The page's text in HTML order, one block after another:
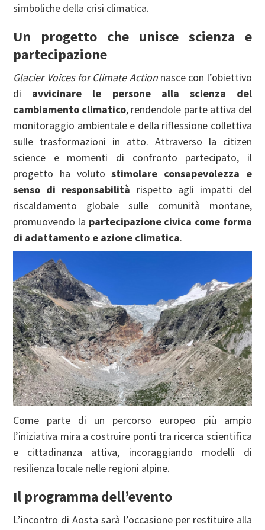
simboliche della crisi climatica.
Un progetto che unisce scienza e
partecipazione
Glacier Voices for Climate Actionnasce con l’obiettivo
di avvicinare le persone alla scienza del
cambiamento climatico, rendendole parte attiva del
monitoraggio ambientale e della riflessione collettiva
sulle trasformazioni in atto. Attraverso la citizen
science e momenti di confronto partecipato, il
progetto ha volutostimolare consapevolezza e
senso di responsabilità rispetto agli impatti del
riscaldamento globale sulle comunità montane,
promuovendo la partecipazione civica come forma
di adattamento e azione climatica.
Come parte di un percorso europeo più ampio
l’iniziativa mira a costruire ponti tra ricerca scientifica
e cittadinanza attiva, incoraggiando modelli di
resilienza locale nelle regioni alpine.
Il programma dell’evento
L’incontro di Aosta sarà l’occasione per restituire alla